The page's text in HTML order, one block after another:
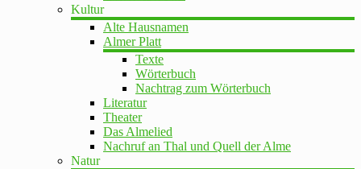
Kultur
Alte Hausnamen
Almer Platt
Texte
Wörterbuch
Nachtrag zum Wörterbuch
Literatur
Theater
Das Almelied
Nachruf an Thal und Quell der Alme
Natur